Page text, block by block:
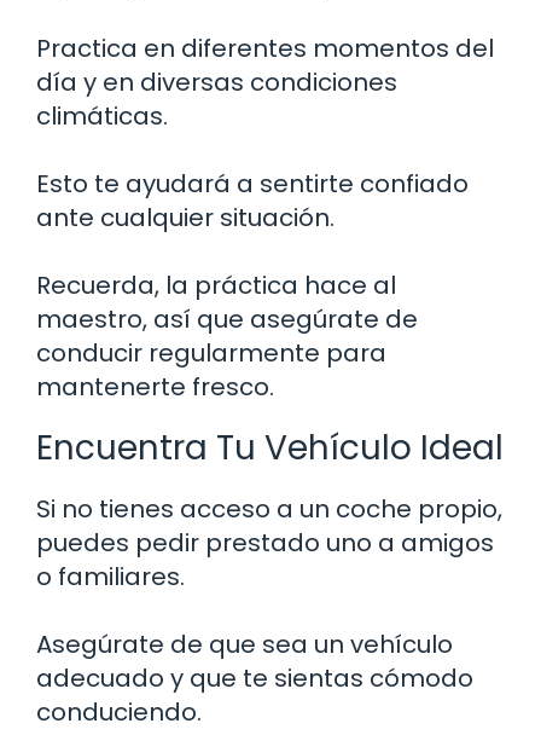
Practica en diferentes momentos del
día y en diversas condiciones
climáticas.
Esto te ayudará a sentirte confiado
ante cualquier situación.
Recuerda, la práctica hace al
maestro, así que asegúrate de
conducir regularmente para
mantenerte fresco.
Encuentra Tu Vehículo Ideal
Si no tienes acceso a un coche propio,
puedes pedir prestado uno a amigos
o familiares.
Asegúrate de que sea un vehículo
adecuado y que te sientas cómodo
conduciendo.